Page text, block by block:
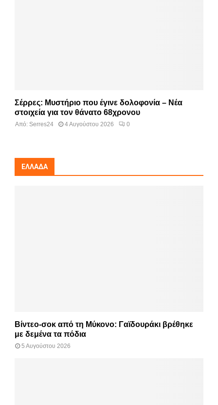
Σέρρες: Μυστήριο που έγινε δολοφονία – Νέα
στοιχεία για τον θάνατο 68χρονου
Από: Serres24 4 Αυγούστου 2026 0
ΕΛΛΆΔΑ
Βίντεο-σοκ από τη Μύκονο: Γαϊδουράκι βρέθηκε
με δεμένα τα πόδια
5 Αυγούστου 2026